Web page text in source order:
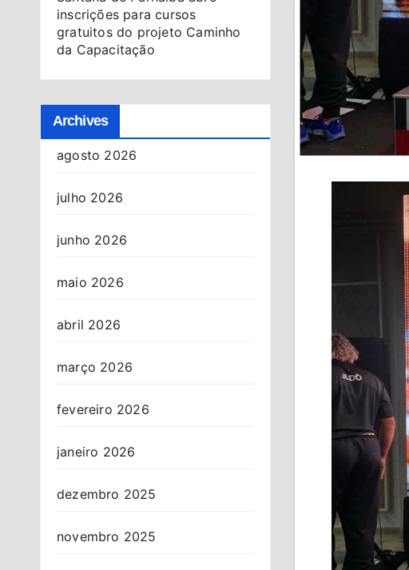
inscrições para cursos
gratuitos do projeto Caminho
da Capacitação
Archives
agosto 2026
julho 2026
junho 2026
maio 2026
abril 2026
março 2026
fevereiro 2026
janeiro 2026
dezembro 2025
novembro 2025